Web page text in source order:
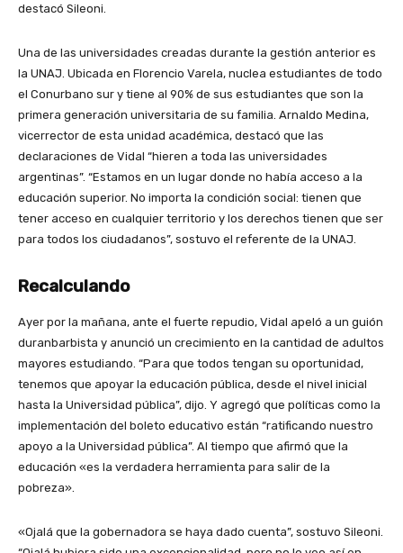
destacó Sileoni.
Una de las universidades creadas durante la gestión anterior es
la UNAJ. Ubicada en Florencio Varela, nuclea estudiantes de todo
el Conurbano sur y tiene al 90% de sus estudiantes que son la
primera generación universitaria de su familia. Arnaldo Medina,
vicerrector de esta unidad académica, destacó que las
declaraciones de Vidal “hieren a toda las universidades
argentinas”. “Estamos en un lugar donde no había acceso a la
educación superior. No importa la condición social: tienen que
tener acceso en cualquier territorio y los derechos tienen que ser
para todos los ciudadanos”, sostuvo el referente de la UNAJ.
Recalculando
Ayer por la mañana, ante el fuerte repudio, Vidal apeló a un guión
duranbarbista y anunció un crecimiento en la cantidad de adultos
mayores estudiando. “Para que todos tengan su oportunidad,
tenemos que apoyar la educación pública, desde el nivel inicial
hasta la Universidad pública”, dijo. Y agregó que políticas como la
implementación del boleto educativo están “ratificando nuestro
apoyo a la Universidad pública”. Al tiempo que afirmó que la
educación «es la verdadera herramienta para salir de la
pobreza».
«Ojalá que la gobernadora se haya dado cuenta”, sostuvo Sileoni.